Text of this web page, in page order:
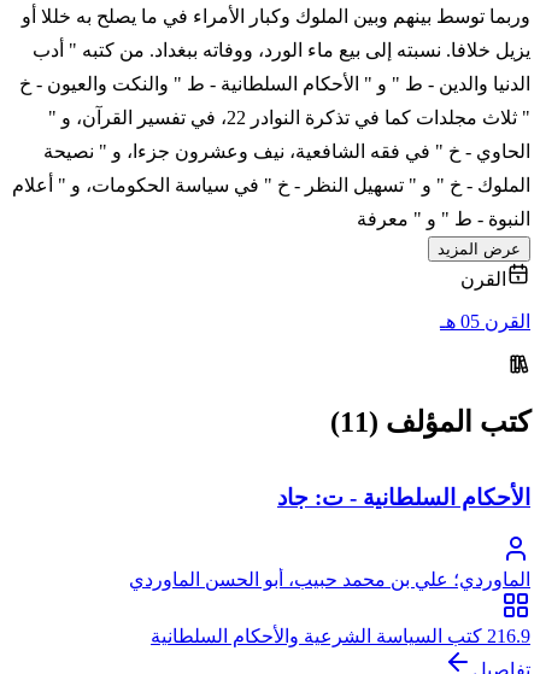
وربما توسط بينهم وبين الملوك وكبار الأمراء في ما يصلح به خللا أو
يزيل خلافا. نسبته إلى بيع ماء الورد، ووفاته ببغداد. من كتبه " أدب
الدنيا والدين - ط " و " الأحكام السلطانية - ط " والنكت والعيون - خ
" ثلاث مجلدات كما في تذكرة النوادر 22، في تفسير القرآن، و "
الحاوي - خ " في فقه الشافعية، نيف وعشرون جزءا، و " نصيحة
الملوك - خ " و " تسهيل النظر - خ " في سياسة الحكومات، و " أعلام
النبوة - ط " و " معرفة
عرض المزيد
القرن
القرن 05 هـ
كتب المؤلف (11)
الأحكام السلطانية - ت: جاد
الماوردي؛ علي بن محمد حبيب، أبو الحسن الماوردي
216.9 كتب السياسة الشرعية والأحكام السلطانية